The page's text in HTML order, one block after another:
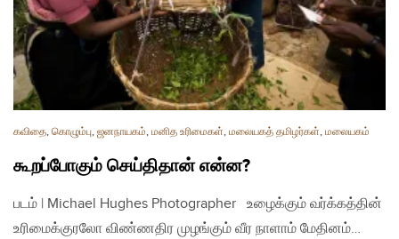
கவிதை, கொழும்பு, ஜனநாயகம், மனித உரிமைகள், மலையகத் தமிழர்கள், மலையகம்
கூறப்போகும் செய்திதான் என்ன?
படம் | Michael Hughes Photographer உழைக்கும் வர்க்கத்தின்
உரிமைக்குரலோ விண்ணதிர முழங்கும் வீர நாளாம் மேதினம்…